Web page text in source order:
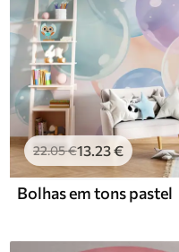
22.05€13.23€
Bolhas em tons pastel